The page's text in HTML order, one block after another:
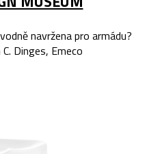
navržena pro armádu?
Dinges, Emeco